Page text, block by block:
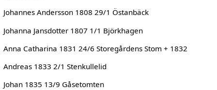
Johannes Andersson 1808 29/1 Östanbäck
Johanna Jansdotter 1807 1/1 Björkhagen
Anna Catharina 1831 24/6 Storegårdens Stom + 1832
Andreas 1833 2/1 Stenkullelid
Johan 1835 13/9 Gåsetomten